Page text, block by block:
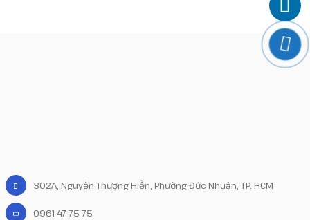
302A, Nguyễn Thượng Hiền, Phường Đức Nhuận, TP. HCM
0961 47 75 75